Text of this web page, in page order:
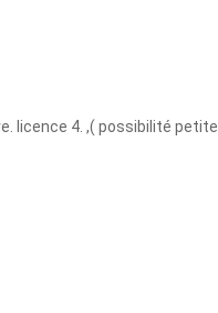
licence 4. ,( possibilité petite